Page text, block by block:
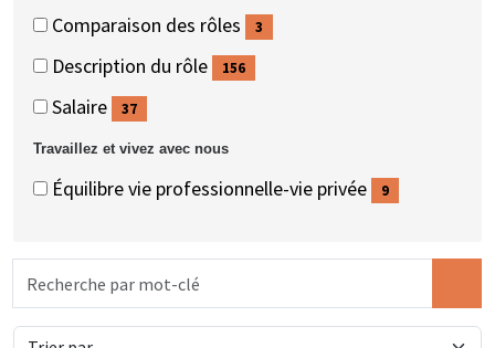
(34
éléments)
Comparaison des rôles
(3
éléments)
3
Description du rôle
(156
éléments)
156
Salaire
(37
37
Travaillez et vivez avec nous
Travaillez
avec
nous
Travaillez
avec
nous
Équilibre vie professionnelle-vie privée
9
Recherche
par
mot-